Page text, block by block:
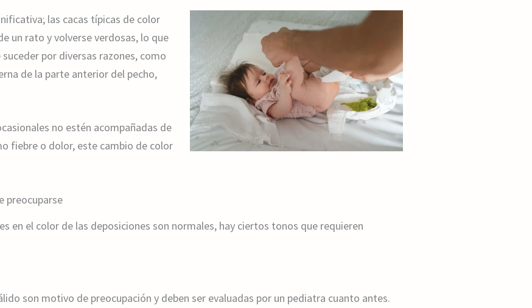
las cacas típicas de color
un rato y volverse verdosas, lo que
por diversas razones, como
de la parte anterior del pecho,
no estén acompañadas de
fiebre o dolor, este cambio de color
preocuparse
en el color de las deposiciones son normales, hay ciertos tonos que requieren
son motivo de preocupación y deben ser evaluadas por un pediatra cuanto antes.